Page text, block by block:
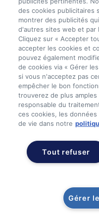
des cookies publicitaires
montrer des publicités
d'autres sites web et par
Cliquez sur « Accepter
accepter les cookies et
pouvez également
de cookies via « Gérer
si vous n'acceptez pas
empêcher le bon
trouverez de plus
responsable du
ces cookies, les
de vie dans notre
Tout refuser
Gérer